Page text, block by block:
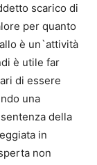
scarico di
per quanto
è un`attività
è utile far
di essere
una
della
in
non